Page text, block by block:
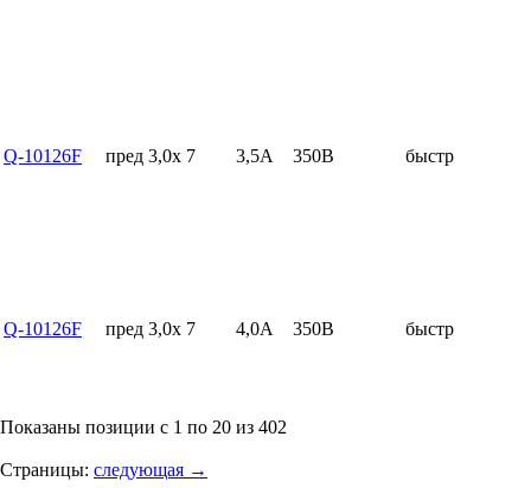
Q-10126F пред 3,0x 7 3,5А 350В быстр
Q-10126F пред 3,0x 7 4,0А 350В быстр
Показаны позиции с 1 по 20 из 402
Страницы: следующая →